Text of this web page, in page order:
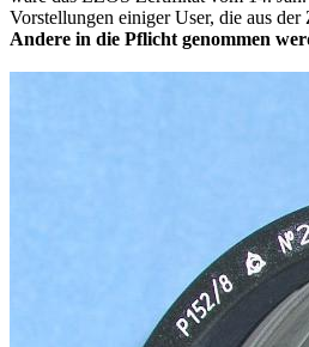
Vorstellungen einiger User, die aus
Andere in die Pflicht genommen